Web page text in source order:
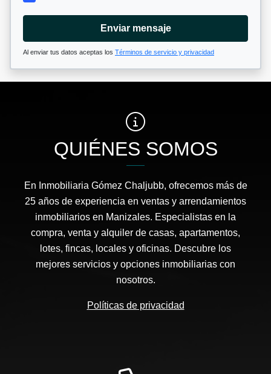
Enviar mensaje
Al enviar tus datos aceptas los Términos de servicio y privacidad
QUIÉNES SOMOS
En Inmobiliaria Gómez Chaljubb, ofrecemos más de
25 años de experiencia en ventas y arrendamientos
inmobiliarios en Manizales. Especialistas en la
compra, venta y alquiler de casas, apartamentos,
lotes, fincas, locales y oficinas. Descubre los
mejores servicios y opciones inmobiliarias con
nosotros.
Políticas de privacidad